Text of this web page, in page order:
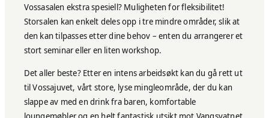
Vossasalen ekstra spesiell? Muligheten for fleksibilitet!
Storsalen kan enkelt deles opp i tre mindre områder, slik at
den kan tilpasses etter dine behov – enten du arrangerer et
stort seminar eller en liten workshop.
Det aller beste? Etter en intens arbeidsøkt kan du gå rett ut
til Vossajuvet, vårt store, lyse mingleområde, der du kan
slappe av med en drink fra baren, komfortable
loungemøbler og en helt fantastisk utsikt mot Vangsvatnet